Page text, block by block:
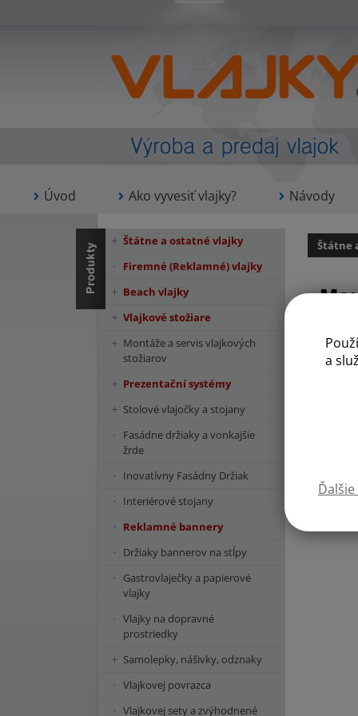
a
Úvod Ako vyvesiť vlajky? Návody
Štátne
Štátne a ostatné vlajky
Firemné (Reklamné) vlajky
Beach vlajky
Vlajkové stožiare
Montáže a servis vlajkových
stožiarov
Prezentační systémy
Stolové vlajočky a stojany
Fasádne držiaky a vonkajšie
žrde
Inovatívny Fasádny Držiak
Interiérové stojany
Reklamné bannery
Držiaky bannerov na stĺpy
Gastrovlaječky a papierové
vlajky
Vlajky na dopravné
prostriedky
Samolepky, nášivky, odznaky
Vlajkovej povrazca
Vlajkovej sety a zvýhodnené